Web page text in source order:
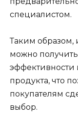
специалистом.
Таким образом,
можно
эффективности
продукта, что
покупателям
выбор.